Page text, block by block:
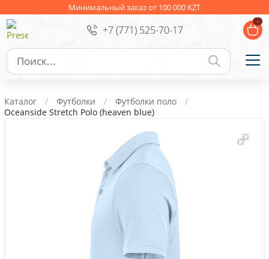
Минимальный заказ от 100 000 KZT
+7 (771) 525-70-17
-
Ежедневники Новогодние подарки
Сувениры к праздникам Упаковка
Личные аксессуары
Деловые подарки
Съедобные подарки с логотипом
Каталог Футболки
Футболки поло
Oceanside Stretch Polo (heaven blue)